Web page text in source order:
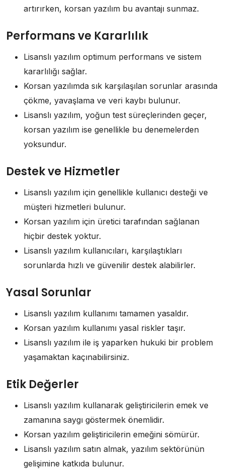
artırırken, korsan yazılım bu avantajı sunmaz.
Performans ve Kararlılık
Lisanslı yazılım optimum performans ve sistem
kararlılığı sağlar.
Korsan yazılımda sık karşılaşılan sorunlar arasında
çökme, yavaşlama ve veri kaybı bulunur.
Lisanslı yazılım, yoğun test süreçlerinden geçer,
korsan yazılım ise genellikle bu denemelerden
yoksundur.
Destek ve Hizmetler
Lisanslı yazılım için genellikle kullanıcı desteği ve
müşteri hizmetleri bulunur.
Korsan yazılım için üretici tarafından sağlanan
hiçbir destek yoktur.
Lisanslı yazılım kullanıcıları, karşılaştıkları
sorunlarda hızlı ve güvenilir destek alabilirler.
Yasal Sorunlar
Lisanslı yazılım kullanımı tamamen yasaldır.
Korsan yazılım kullanımı yasal riskler taşır.
Lisanslı yazılım ile iş yaparken hukuki bir problem
yaşamaktan kaçınabilirsiniz.
Etik Değerler
Lisanslı yazılım kullanarak geliştiricilerin emek ve
zamanına saygı göstermek önemlidir.
Korsan yazılım geliştiricilerin emeğini sömürür.
Lisanslı yazılım satın almak, yazılım sektörünün
gelişimine katkıda bulunur.